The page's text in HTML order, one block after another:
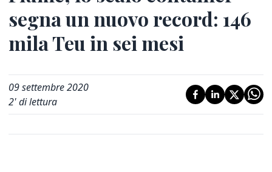
segna un nuovo record: 146
mila Teu in sei mesi
09 settembre 2020
2' di lettura